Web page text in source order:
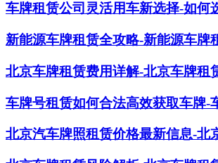
车牌租赁公司灵活用车新选择-如何
新能源车牌租赁全攻略-新能源车牌
北京车牌租赁费用详解-北京车牌租
车牌号租赁如何合法高效获取车牌-
北京汽车牌照租赁价格最新信息-北